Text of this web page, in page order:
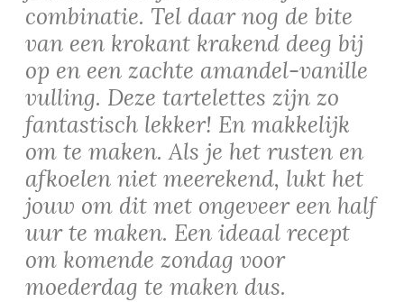
combinatie. Tel daar nog de bite
van een krokant krakend deeg bij
op en een zachte amandel-vanille
vulling. Deze tartelettes zijn zo
fantastisch lekker! En makkelijk
om te maken. Als je het rusten en
afkoelen niet meerekend, lukt het
jouw om dit met ongeveer een half
uur te maken. Een ideaal recept
om komende zondag voor
moederdag te maken dus.